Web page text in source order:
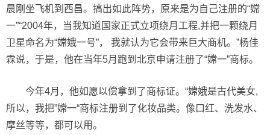
晨刚坐飞机到西昌。搞出如此阵势，原来是为自己注册的“嫦
一”“2004年，当我知道国家正式立项绕月工程,并把一颗绕月
卫星命名为“嫦娥一号”， 我就认为它会带来巨大商机。”杨佳
霖说，于是，他在当年5月跑到北京申请注册了“嫦一”商标。
今年4月，他如愿以偿拿到了商标证。“嫦娥是古代美女,
所以，我把”嫦一“商标注册到了化妆品类。像口红、洗发水、
摩丝等等，都可以用。